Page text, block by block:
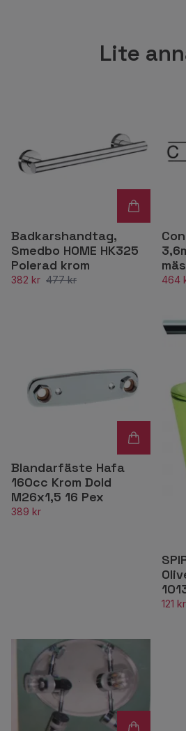
Lite
Badkarshandtag,
Smedbo HOME HK325
Polerad krom
382 kr 477 kr 464
Blandarfäste Hafa
160cc Krom Dold
M26x1,5 16 Pex
389 kr
121 kr